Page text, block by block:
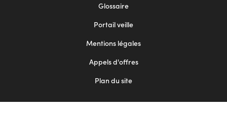
Glossaire
Portail veille
Mentions légales
Appels d'offres
Plan du site